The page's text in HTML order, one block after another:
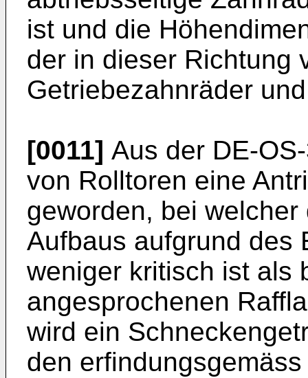
ist und die
der in dieser Richtung
Getriebezahnräder
[0011] Aus der DE-
von Rolltoren eine
geworden, bei
Aufbaus aufgrund des
weniger kritisch ist als
angesprochenen
wird ein
den